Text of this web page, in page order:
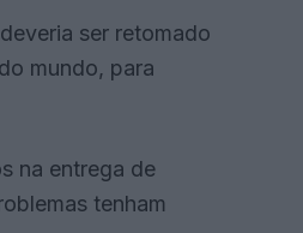
ser retomado
mundo, para
na entrega de
tenham